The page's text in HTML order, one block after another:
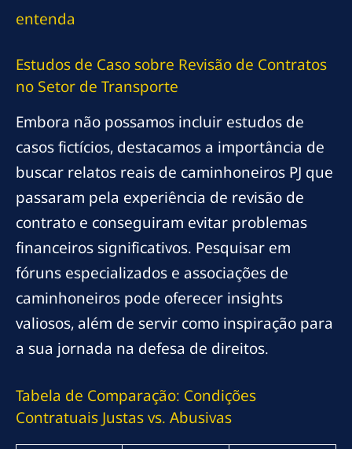
entenda
Estudos de Caso sobre Revisão de Contratos
no Setor de Transporte
Embora não possamos incluir estudos de
casos fictícios, destacamos a importância de
buscar relatos reais de caminhoneiros PJ que
passaram pela experiência de revisão de
contrato e conseguiram evitar problemas
financeiros significativos. Pesquisar em
fóruns especializados e associações de
caminhoneiros pode oferecer insights
valiosos, além de servir como inspiração para
a sua jornada na defesa de direitos.
Tabela de Comparação: Condições
Contratuais Justas vs. Abusivas